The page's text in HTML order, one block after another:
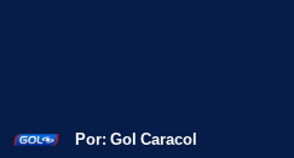
Por: Gol Caracol